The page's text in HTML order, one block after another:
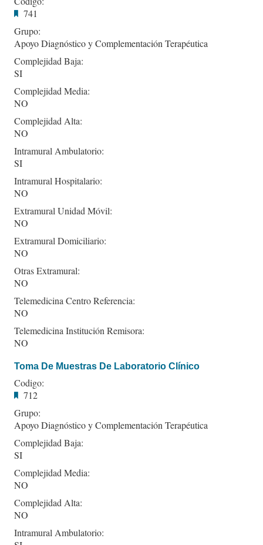
741
Grupo:
Apoyo Diagnóstico y Complementación Terapéutica
Complejidad Baja:
SI
Complejidad Media:
NO
Complejidad Alta:
NO
Intramural Ambulatorio:
SI
Intramural Hospitalario:
NO
Extramural Unidad Móvil:
NO
Extramural Domiciliario:
NO
Otras Extramural:
NO
Telemedicina Centro Referencia:
NO
Telemedicina Institución Remisora:
NO
Toma De Muestras De Laboratorio Clínico
Codigo:
712
Grupo:
Apoyo Diagnóstico y Complementación Terapéutica
Complejidad Baja:
SI
Complejidad Media:
NO
Complejidad Alta:
NO
Intramural Ambulatorio: